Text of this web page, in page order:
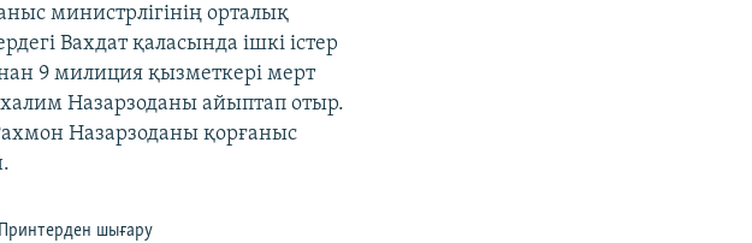
министрлігінің орталық
Вахдат қаласында ішкі істер
9 милиция қызметкері мерт
Назарзоданы айыптап отыр.
Назарзоданы қорғаныс
Принтерден шығару